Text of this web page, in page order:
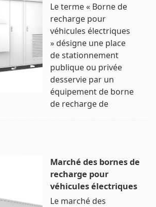
Le terme « Borne de
recharge pour
véhicules électriques
» désigne une place
de stationnement
publique ou privée
desservie par un
équipement de borne
de recharge de
Marché des bornes de
recharge pour
véhicules électriques
Le marché des